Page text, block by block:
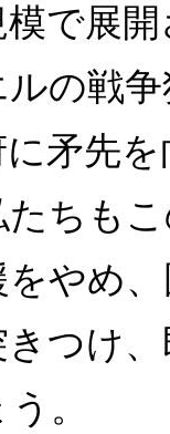
で展
の戦
矛先
たちも
やめ
つけ
。